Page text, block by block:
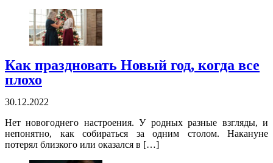
Как праздновать Новый год, когда все
плохо
30.12.2022
Нет новогоднего настроения. У родных разные взгляды, и
непонятно, как собираться за одним столом. Накануне
потерял близкого или оказался в […]